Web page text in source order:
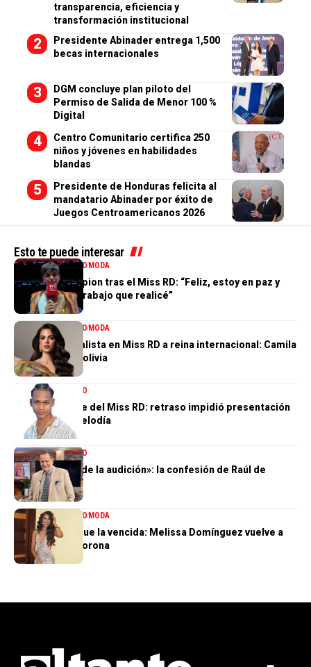
transparencia, eficiencia y
transformación institucional
Presidente Abinader entrega 1,500
becas internacionales
DGM concluye plan piloto del
Permiso de Salida de Menor 100 %
Digital
Centro Comunitario certifica 250
niños y jóvenes en habilidades
blandas
Presidente de Honduras felicita al
mandatario Abinader por éxito de
Juegos Centroamericanos 2026
Esto te puede interesar
ENTRETENIMIENTOMODA
Valentina Campion tras el Miss RD: “Feliz, estoy en paz y
orgullosa del trabajo que realicé”
ENTRETENIMIENTOMODA
De tercera finalista en Miss RD a reina internacional: Camila
Issa rumbo a Bolivia
ENTRETENIMIENTO
El gran ausente del Miss RD: retraso impidió presentación
de Dalvin La Melodía
ENTRETENIMIENTO
«Perdí el 85 % de la audición»: la confesión de Raúl de
Molina
ENTRETENIMIENTOMODA
La tercera no fue la vencida: Melissa Domínguez vuelve a
quedar sin la corona